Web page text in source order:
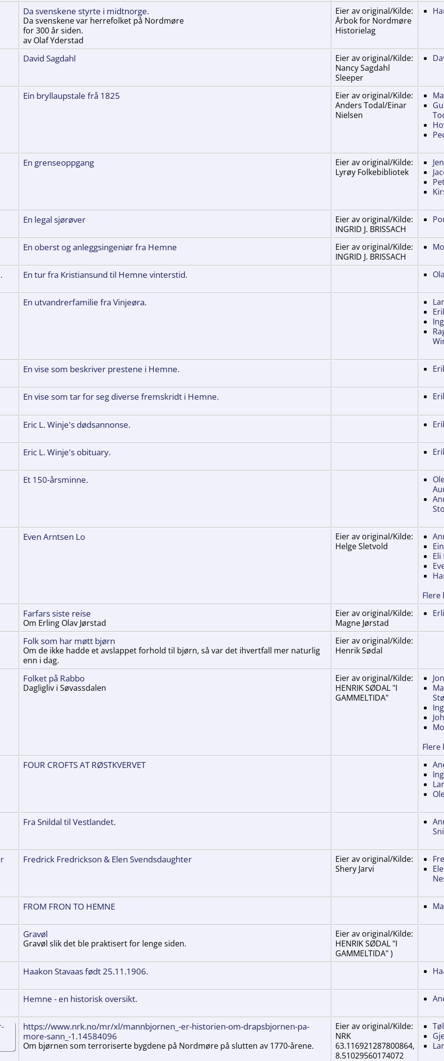
Da svenskene styrte i midtnorge.
Da svenskene var herrefolket på Nordmøre
for 300 år siden.
av Olaf Yderstad
Eier av original/Kilde:
Årbok for Nordmøre
Historielag
David Sagdahl
Eier av original/Kilde:
Nancy Sagdahl
Sleeper
Ein bryllaupstale frå 1825
Eier av original/Kilde:
Anders Todal/Einar
Nielsen
En grenseoppgang
Eier av original/Kilde:
Lyrøy Folkebibliotek
En legal sjørøver
Eier av original/Kilde:
INGRID J. BRISSACH
En oberst og anleggsingeniør fra Hemne
Eier av original/Kilde:
INGRID J. BRISSACH
En tur fra Kristiansund til Hemne vinterstid.
En utvandrerfamilie fra Vinjeøra.
En vise som beskriver prestene i Hemne.
En vise som tar for seg diverse fremskridt i Hemne.
Eric L. Winje's dødsannonse.
Eric L. Winje's obituary.
Et 150-årsminne.
Even Arntsen Lo
Eier av original/Kilde:
Helge Sletvold
Eli
Flere
Farfars siste reise
Om Erling Olav Jørstad
Eier av original/Kilde:
Magne Jørstad
Folk som har møtt bjørn
Om de ikke hadde et avslappet forhold til bjørn, så var det ihvertfall mer naturlig
enn i dag.
Eier av original/Kilde:
Henrik Sødal
Folket på Rabbo
Dagligliv i Søvassdalen
Eier av original/Kilde:
HENRIK SØDAL "I
GAMMELTIDA"
Flere
FOUR CROFTS AT RØSTKVERVET
Fra Snildal til Vestlandet.
Fredrick Fredrickson & Elen Svendsdaughter
Eier av original/Kilde:
Shery Jarvi
FROM FRON TO HEMNE
Gravøl
Gravøl slik det ble praktisert for lenge siden.
Eier av original/Kilde:
HENRIK SØDAL "I
GAMMELTIDA" )
Haakon Stavaas født 25.11.1906.
Hemne - en historisk oversikt.
https://www.nrk.no/mr/xl/mannbjornen_-er-historien-om-drapsbjornen-pa-
more-sann_-1.14584096
Om bjørnen som terroriserte bygdene på Nordmøre på slutten av 1770-årene.
Eier av original/Kilde:
NRK
63.116921287800864,
8.51029560174072